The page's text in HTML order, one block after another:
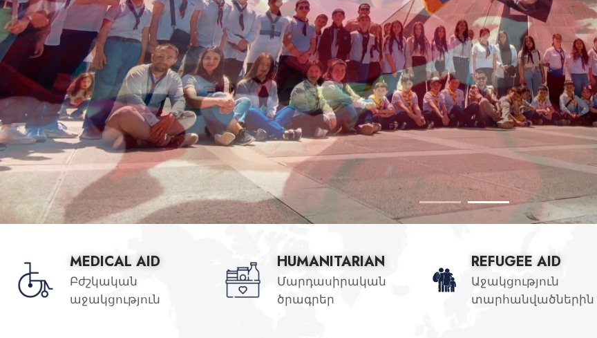
MEDICAL AID
Բժշկական
աջակցություն
HUMANITARIAN
Մարդասիրական
ծրագրեր
REFUGEE AID
Աջակցություն
տարհանվածներին